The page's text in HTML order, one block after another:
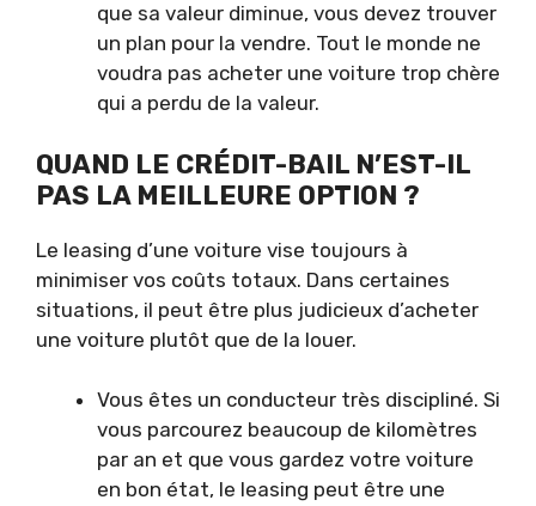
que sa valeur diminue, vous devez trouver
un plan pour la vendre. Tout le monde ne
voudra pas acheter une voiture trop chère
qui a perdu de la valeur.
QUAND LE CRÉDIT-BAIL N’EST-IL
PAS LA MEILLEURE OPTION ?
Le leasing d’une voiture vise toujours à
minimiser vos coûts totaux. Dans certaines
situations, il peut être plus judicieux d’acheter
une voiture plutôt que de la louer.
Vous êtes un conducteur très discipliné. Si
vous parcourez beaucoup de kilomètres
par an et que vous gardez votre voiture
en bon état, le leasing peut être une